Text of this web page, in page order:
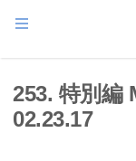
253. 特別編
02.23.17